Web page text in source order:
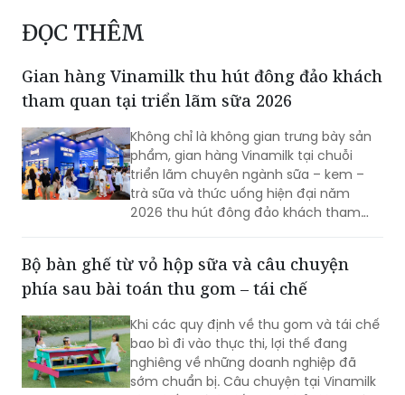
ĐỌC THÊM
Gian hàng Vinamilk thu hút đông đảo khách
tham quan tại triển lãm sữa 2026
Không chỉ là không gian trưng bày sản
phẩm, gian hàng Vinamilk tại chuỗi
triển lãm chuyên ngành sữa – kem –
trà sữa và thức uống hiện đại năm
2026 thu hút đông đảo khách tham
nơi người tiêu dùng có thể trực tiếp
“chạm” vào câu chuyện thương hiệu.
Bộ bàn ghế từ vỏ hộp sữa và câu chuyện
phía sau bài toán thu gom – tái chế
Khi các quy định về thu gom và tái chế
bao bì đi vào thực thi, lợi thế đang
nghiêng về những doanh nghiệp đã
sớm chuẩn bị. Câu chuyện tại Vinamilk